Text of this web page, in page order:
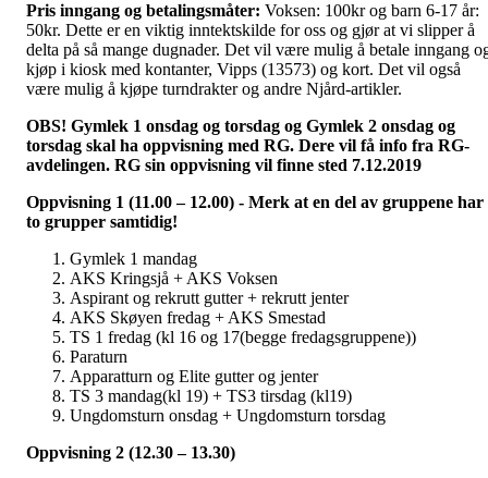
Pris inngang og betalingsmåter: Voksen: 100kr og barn 6-17 år:
50kr. Dette er en viktig inntektskilde for oss og gjør at vi slipper å
delta på så mange dugnader. Det vil være mulig å betale inngang
kjøp i kiosk med kontanter, Vipps (13573) og kort. Det vil også
være mulig å kjøpe turndrakter og andre Njård-artikler.
OBS! Gymlek 1 onsdag og torsdag og Gymlek 2 onsdag og
torsdag skal ha oppvisning med RG. Dere vil få info fra RG-
avdelingen. RG sin oppvisning vil finne sted 7.12.2019
Oppvisning 1 (11.00 – 12.00) - Merk at en del av gruppene har
to grupper samtidig!
Gymlek 1 mandag
AKS Kringsjå + AKS Voksen
Aspirant og rekrutt gutter + rekrutt jenter
AKS Skøyen fredag + AKS Smestad
TS 1 fredag (kl 16 og 17(begge fredagsgruppene))
Paraturn
Apparatturn og Elite gutter og jenter
TS 3 mandag(kl 19) + TS3 tirsdag (kl19)
Ungdomsturn onsdag + Ungdomsturn torsdag
Oppvisning 2 (12.30 – 13.30)